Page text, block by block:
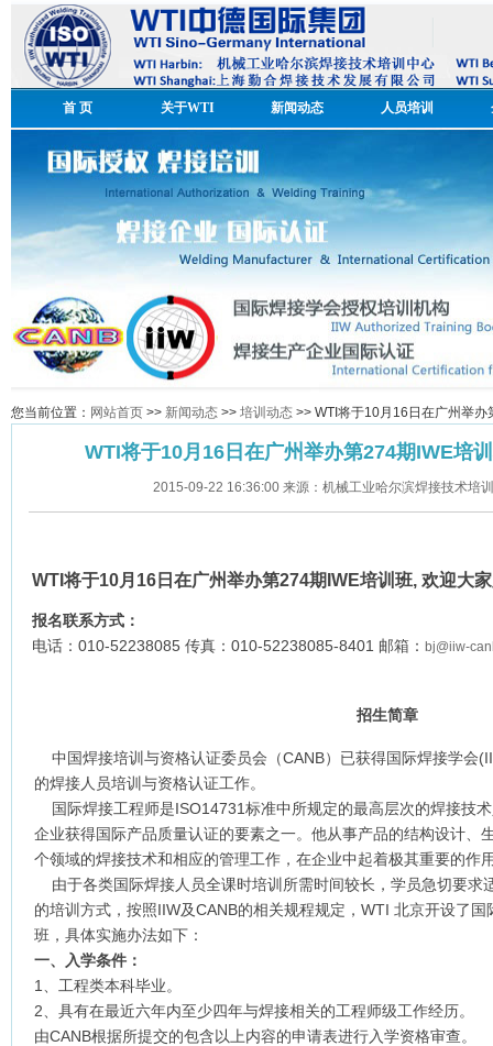
首 页 关于WTI 新闻动态 人员培训
您当前位置： 网站首页 >> 新闻动态 >> 培训动态 >> WTI将于10月16日在广州举
WTI将于10月16日在广州举办第274期IWE培
2015-09-22 16:36:00 来源：机械工业哈尔滨焊接技术培
WTI 将于10月16日 在广州举办第274期IWE培训班, 欢迎大
报名联系方式：
电话：010-52238085 传真：010-52238085-8401 邮箱： bj@iiw-
招生简章
中国焊接培训与资格认证委员会（CANB）已获得国际焊接学会
的焊接人员培训与资格认证工作。
国际焊接工程师是ISO14731标准中所规定的最高层次的焊接技
企业获得国际产品质量认证的要素之一。他从事产品的结构设计、
个领域的焊接技术和相应的管理工作，在企业中起着极其重要的作
由于各类国际焊接人员全课时培训所需时间较长，学员急切要求
的培训方式，按照IIW及CANB的相关规程规定，WTI 北京开设了
班，具体实施办法如下：
一、入学条件：
1、工程类本科毕业。
2、具有在最近六年内至少四年与焊接相关的工程师级工作经历。
由CANB根据所提交的包含以上内容的申请表进行入学资格审查。